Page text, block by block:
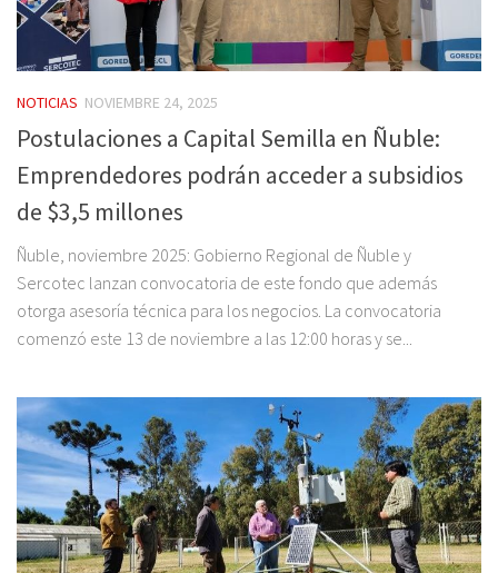
NOTICIAS NOVIEMBRE 24, 2025
Postulaciones a Capital Semilla en Ñuble:
Emprendedores podrán acceder a subsidios
de $3,5 millones
Ñuble, noviembre 2025: Gobierno Regional de Ñuble y
Sercotec lanzan convocatoria de este fondo que además
otorga asesoría técnica para los negocios. La convocatoria
comenzó este 13 de noviembre a las 12:00 horas y se...